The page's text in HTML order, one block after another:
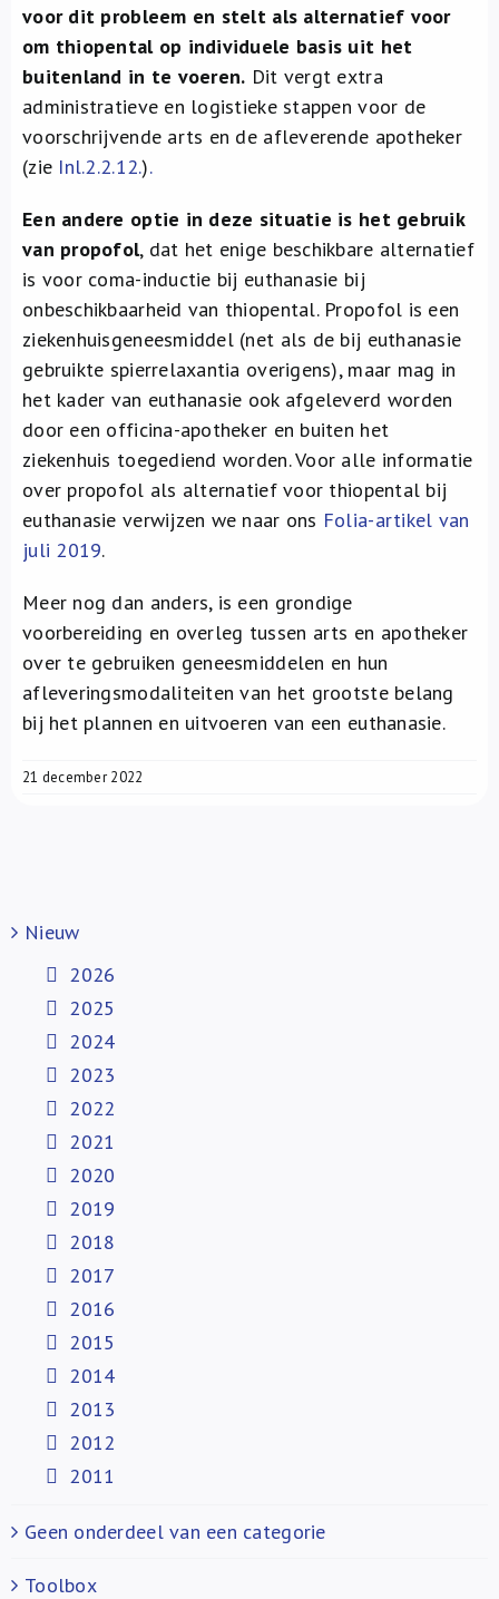
voor dit probleem en stelt als alternatief voor
om thiopental op individuele basis uit het
buitenland in te voeren. Dit vergt extra
administratieve en logistieke stappen voor de
voorschrijvende arts en de afleverende apotheker
(zie Inl.2.2.12.).
Een andere optie in deze situatie is het gebruik
van propofol, dat het enige beschikbare alternatief
is voor coma-inductie bij euthanasie bij
onbeschikbaarheid van thiopental. Propofol is een
ziekenhuisgeneesmiddel (net als de bij euthanasie
gebruikte spierrelaxantia overigens), maar mag in
het kader van euthanasie ook afgeleverd worden
door een officina-apotheker en buiten het
ziekenhuis toegediend worden. Voor alle informatie
over propofol als alternatief voor thiopental bij
euthanasie verwijzen we naar ons Folia-artikel van
juli 2019.
Meer nog dan anders, is een grondige
voorbereiding en overleg tussen arts en apotheker
over te gebruiken geneesmiddelen en hun
afleveringsmodaliteiten van het grootste belang
bij het plannen en uitvoeren van een euthanasie.
21 december 2022
Nieuw
2026
2025
2024
2023
2022
2021
2020
2019
2018
2017
2016
2015
2014
2013
2012
2011
Geen onderdeel van een categorie
Toolbox